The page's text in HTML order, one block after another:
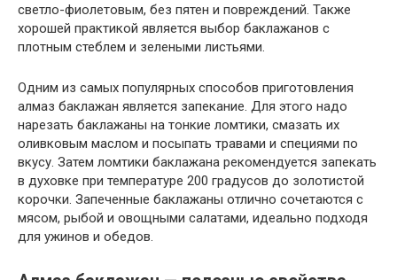
светло-фиолетовым, без пятен и повреждений. Также
хорошей практикой является выбор баклажанов с
плотным стеблем и зелеными листьями.
Одним из самых популярных способов приготовления
алмаз баклажан является запекание. Для этого надо
нарезать баклажаны на тонкие ломтики, смазать их
оливковым маслом и посыпать травами и специями по
вкусу. Затем ломтики баклажана рекомендуется запекать
в духовке при температуре 200 градусов до золотистой
корочки. Запеченные баклажаны отлично сочетаются с
мясом, рыбой и овощными салатами, идеально подходя
для ужинов и обедов.